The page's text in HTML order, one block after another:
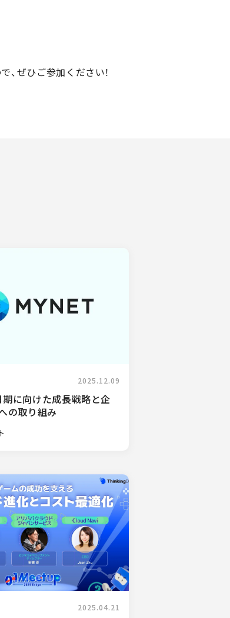
ぜひご参加ください！
2025.12.09
に向けた成長戦略と企
の取り組み
2025.04.21